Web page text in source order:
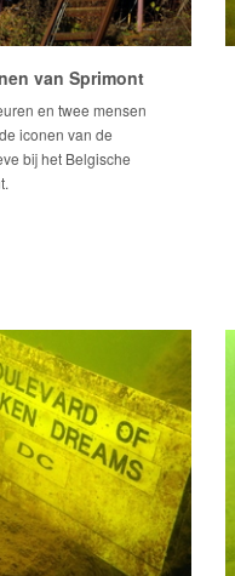
van Sprimont
en twee mensen
iconen van de
bij het Belgische